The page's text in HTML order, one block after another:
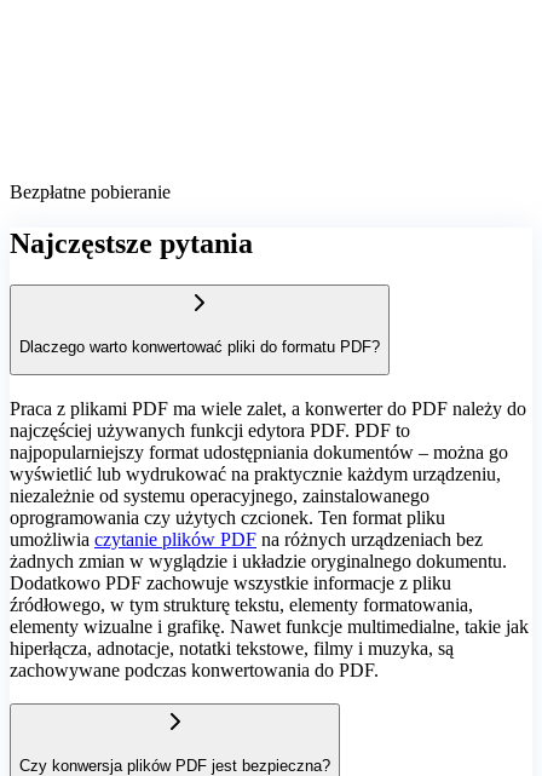
Bezpłatne pobieranie
Najczęstsze pytania
Dlaczego warto konwertować pliki do formatu PDF?
Praca z plikami PDF ma wiele zalet, a konwerter do PDF należy do
najczęściej używanych funkcji edytora PDF. PDF to
najpopularniejszy format udostępniania dokumentów – można go
wyświetlić lub wydrukować na praktycznie każdym urządzeniu,
niezależnie od systemu operacyjnego, zainstalowanego
oprogramowania czy użytych czcionek. Ten format pliku
umożliwia czytanie plików PDF na różnych urządzeniach bez
żadnych zmian w wyglądzie i układzie oryginalnego dokumentu.
Dodatkowo PDF zachowuje wszystkie informacje z pliku
źródłowego, w tym strukturę tekstu, elementy formatowania,
elementy wizualne i grafikę. Nawet funkcje multimedialne, takie jak
hiperłącza, adnotacje, notatki tekstowe, filmy i muzyka, są
zachowywane podczas konwertowania do PDF.
Czy konwersja plików PDF jest bezpieczna?